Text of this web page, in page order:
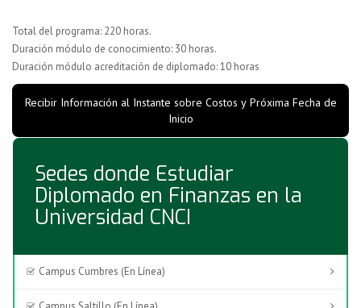
Total del programa: 220 horas.
Duración módulo de conocimiento: 30 horas.
Duración módulo acreditación de diplomado: 10 horas
Recibir Información al Instante sobre Costos y Próxima Fecha de
Inicio
Sedes donde Estudiar
Diplomado en Finanzas en la
Universidad CNCI
Campus Cumbres (En Línea)